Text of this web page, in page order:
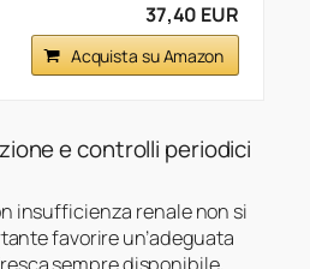
37,40 EUR
Acquista su Amazon
e controlli periodici
insufficienza renale non si
favorire un’adeguata